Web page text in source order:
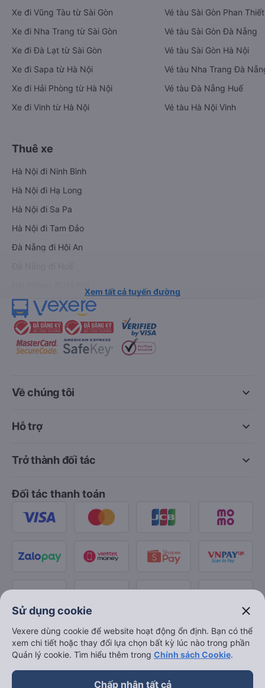
Xe đi Vũng Tàu từ Sài Gòn
Xe đi Nha Trang từ Sài Gòn
Xe đi Đà Lạt từ Sài Gòn
Xe đi Sapa từ Hà Nội
Xe đi Hải Phòng từ Hà Nội
Xe đi Vinh từ Hà Nội
Vé tàu Sài Gòn Phan Thiết
Vé tàu Sài Gòn Đà Nẵng
Vé tàu Sài Gòn Hà Nội
Vé tàu Nha Trang Đà
Vé tàu Đà Nẵng Huế
Vé tàu Hà Nội Vinh
Thuê xe
Hà Nội đi Ninh Bình
Hà Nội đi Hạ Long
Hà Nội đi Sa Pa
Hà Nội đi Tam Đảo
Đà Nẵng đi Hội An
Xem tất cả tuyến đường
keyboard_arrow_down
Về chúng tôi
keyboard_arrow_down
Hỗ trợ
keyboard_arrow_down
Trở thành đối tác
Đối tác thanh toán
Sử dụng cookie close
Vexere dùng cookie để website hoạt động ổn định. Bạn có thể
xem chi tiết hoặc thay đổi lựa chọn bất kỳ lúc nào trong phần
Quản lý cookie. Tìm hiểu thêm trong Chính sách Cookie.
Chấp nhận tất cả